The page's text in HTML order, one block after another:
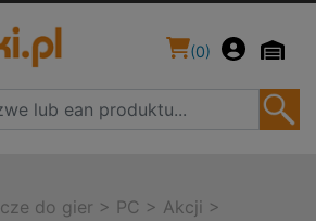
(0)
do gier > PC > Akcji >